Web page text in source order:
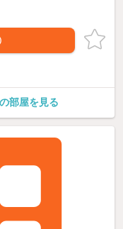
部屋を見る